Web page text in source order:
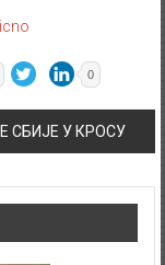
0
СБИЈЕ У КРОСУ